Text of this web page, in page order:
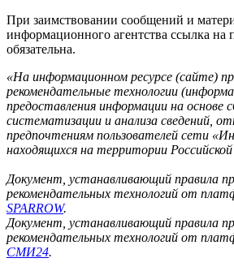
При заимствовании сообщений и
информационного агентства ссылка на
обязательна.
«На информационном ресурсе (сайте)
рекомендательные технологии
предоставления информации на основе
систематизации и анализа сведений,
предпочтениям пользователей сети
находящихся на территории
Документ, устанавливающий правила
рекомендательных технологий от
SPARROW.
Документ, устанавливающий правила
рекомендательных технологий от
СМИ24.